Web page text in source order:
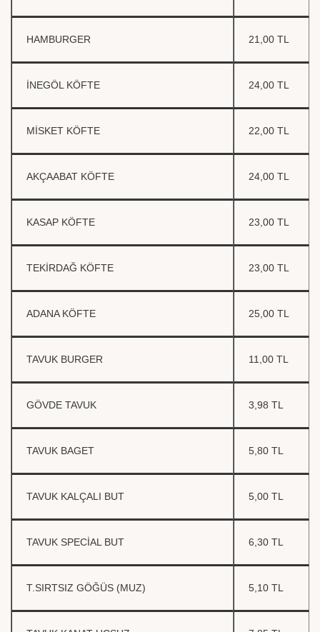
HAMBURGER 21,00 TL
İNEGÖL KÖFTE 24,00 TL
MİSKET KÖFTE 22,00 TL
AKÇAABAT KÖFTE 24,00 TL
KASAP KÖFTE 23,00 TL
TEKİRDAĞ KÖFTE 23,00 TL
ADANA KÖFTE 25,00 TL
TAVUK BURGER 11,00 TL
GÖVDE TAVUK 3,98 TL
TAVUK BAGET 5,80 TL
TAVUK KALÇALI BUT 5,00 TL
TAVUK SPECİAL BUT 6,30 TL
T.SIRTSIZ GÖĞÜS (MUZ) 5,10 TL